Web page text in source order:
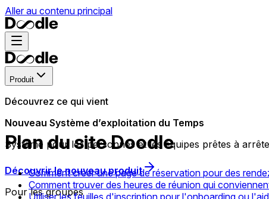
Aller au contenu principal
Produit
Découvrez ce qui vient
Nouveau Système d’exploitation du Temps
Système pour les personnes et les équipes prêtes à
Découvrir le nouveau produit
Pour les groupes
Plan du site Doodle
Comment créer une page de réservation pour des
Comment trouver des heures de réunion qui
Utiliser les feuilles d'inscription pour l'onboarding ou